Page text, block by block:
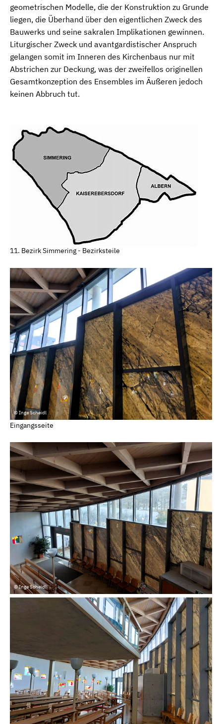
geometrischen Modelle, die der Konstruktion zu Grunde
liegen, die Überhand über den eigentlichen Zweck des
Bauwerks und seine sakralen Implikationen gewinnen.
Liturgischer Zweck und avantgardistischer Anspruch
gelangen somit im Inneren des Kirchenbaus nur mit
Abstrichen zur Deckung, was der zweifellos originellen
Gesamtkonzeption des Ensembles im Äußeren jedoch
keinen Abbruch tut.
11. Bezirk Simmering - Bezirksteile
© Inge Scheidl
Eingangsseite
© Inge Scheidl